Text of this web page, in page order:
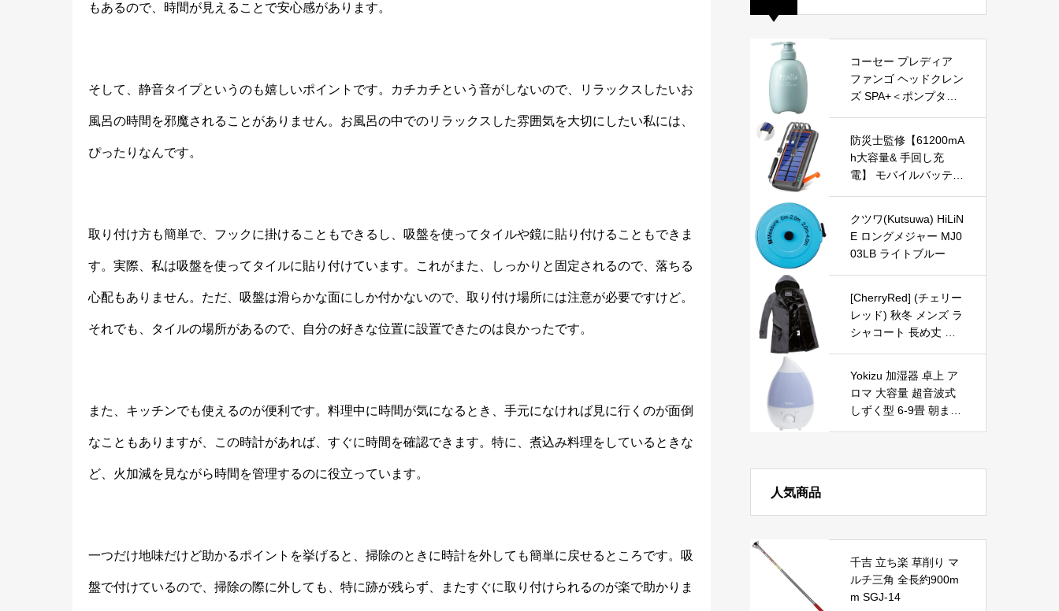
もあるので、時間が見えることで安心感があります。
そして、静音タイプというのも嬉しいポイントです。カチカチという音がしないので、リラックスしたいお
風呂の時間を邪魔されることがありません。お風呂の中でのリラックスした雰囲気を大切にしたい私には、
ぴったりなんです。
取り付け方も簡単で、フックに掛けることもできるし、吸盤を使ってタイルや鏡に貼り付けることもできま
す。実際、私は吸盤を使ってタイルに貼り付けています。これがまた、しっかりと固定されるので、落ちる
心配もありません。ただ、吸盤は滑らかな面にしか付かないので、取り付け場所には注意が必要ですけど。
それでも、タイルの場所があるので、自分の好きな位置に設置できたのは良かったです。
また、キッチンでも使えるのが便利です。料理中に時間が気になるとき、手元になければ見に行くのが面倒
なこともありますが、この時計があれば、すぐに時間を確認できます。特に、煮込み料理をしているときな
ど、火加減を見ながら時間を管理するのに役立っています。
一つだけ地味だけど助かるポイントを挙げると、掃除のときに時計を外しても簡単に戻せるところです。吸
盤で付けているので、掃除の際に外しても、特に跡が残らず、またすぐに取り付けられるのが楽で助かりま
コーセー プレディア
ファンゴ ヘッドクレン
ズ SPA+＜ポンプタイ
防災士監修【61200mA
h大容量& 手回し充
電】 モバイルバッテリ
ソーラーモバイルバッ
テリー ソーラーチャー
ジャー 5台同時充電 5
way蓄電 IPX7防水 耐
衝撃 スマホ携帯充電器
高輝度 LEDライト付き
太陽光で充電でき 緊急
ドア用 iPhone/iPad/An
droid各種他対応 (オレ
ンジ)
クツワ(Kutsuwa) HiLiN
E ロングメジャー MJ0
03LB ライトブルー
[CherryRed] (チェリー
レッド) 秋冬 メンズ ラ
シャコート 長め丈 ロ
起毛 グレー M
Yokizu 加湿器 卓上 ア
ロマ 大容量 超音波式
しずく型 6-9畳 朝まで
酸水対応 オフィス 会
人気商品
千吉 立ち楽 草削り マ
ルチ三角 全長約900m
m SGJ-14